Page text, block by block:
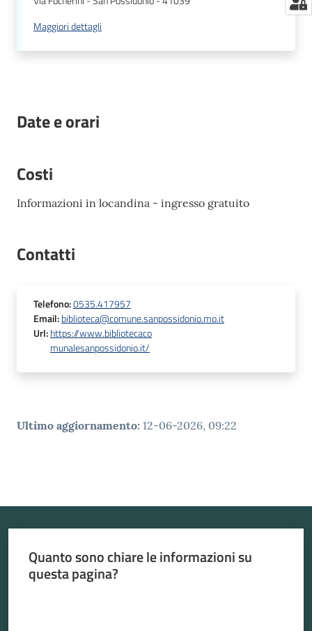
Maggiori dettagli
Date e orari
Costi
Informazioni in locandina - ingresso gratuito
Contatti
Telefono:0535.417957
Email:biblioteca@comune.sanpossidonio.mo.it
Url:https://www.bibliotecaco
munalesanpossidonio.it/
Ultimo aggiornamento: 12-06-2026, 09:22
Quanto sono chiare le informazioni su
questa pagina?